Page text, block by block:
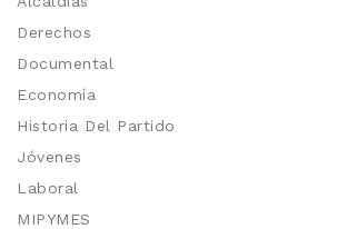
Derechos
Documental
Economía
Historia Del Partido
Jóvenes
Laboral
MIPYMES